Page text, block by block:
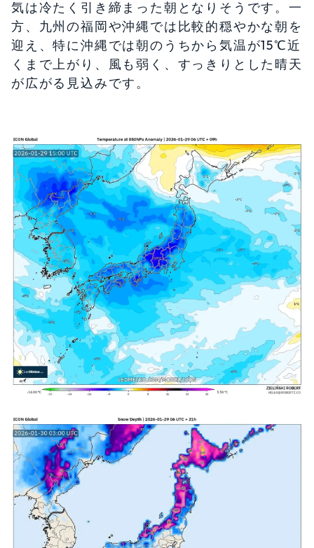
気は冷たく引き締まった朝となりそうです。一
方、九州の福岡や沖縄では比較的穏やかな朝を
迎え、特に沖縄では朝のうちから気温が15℃近
くまで上がり、風も弱く、すっきりとした晴天
が広がる見込みです。